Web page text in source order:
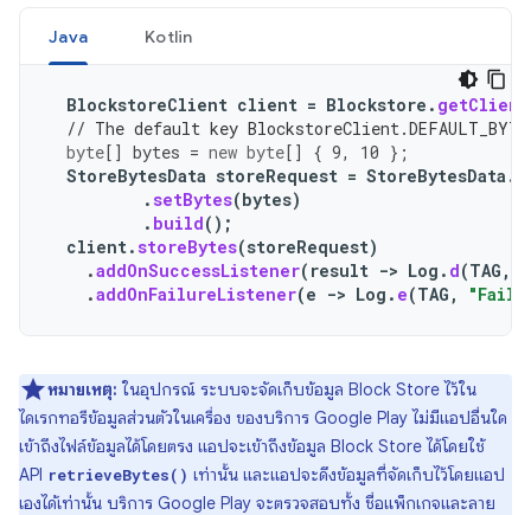
Java Kotlin
BlockstoreClient client = Blockstore . getClient
// The default key
byte[] bytes = new byte[] { 9, 10 };
StoreBytesData storeRequest = StoreBytesData .
.setBytes(bytes)
. build();
client.storeBytes(storeRequest)
.addOnSuccessListener( result -> Log . d(TAG ,
.addOnFailureListener(e -> Log . e(TAG ,
หมายเหตุ: ในอุปกรณ์ ระบบจะจัดเก็บข้อมูล Block Store ไว้ใน
ไดเรกทอรีข้อมูลส่วนตัวในเครื่อง ของบริการ Google Play ไม่มีแอปอื่นใด
เข้าถึงไฟล์ข้อมูลได้โดยตรง แอปจะเข้าถึงข้อมูล Block Store ได้โดยใช้
API retrieveBytes() เท่านั้น และแอปจะดึงข้อมูลที่จัดเก็บไว้โดยแอป
เองได้เท่านั้น บริการ Google Play จะตรวจสอบทั้ง ชื่อแพ็กเกจและลาย